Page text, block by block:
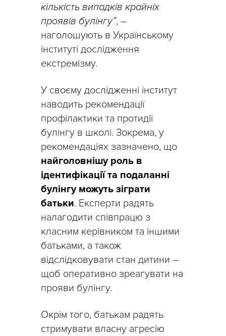
кількість випадків крайніх
проявів булінгу”, –
наголошують в Українському
інституті дослідження
екстремізму.
У своєму дослідженні інститут
наводить рекомендації
профілактики та протидії
булінгу в школі. Зокрема, у
рекомендаціях зазначено, що
найголовнішу роль в
ідентифікації та подаланні
булінгу можуть зіграти
батьки. Експерти радять
налагодити співпрацю з
класним керівником та іншими
батьками, а також
відслідковувати стан дитини –
щоб оперативно зреагувати на
прояви булінгу.
Окрім того, батькам радять
стримувати власну агресію